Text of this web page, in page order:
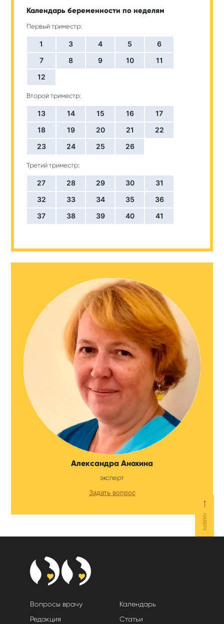
Календарь беременности по неделям
Первый триместр:
1 3 4 5
6
7
8 9 10
11
12
Второй триместр:
13 14 15 16
17
18
19 20 21
22
23
24 25 26
Третий триместр:
27 28 29 30
31
32
33 34 35
36
37
38 39 40 41
Александра Анохина
эксперт
Задать вопрос
⟵
НАВЕРХ
Вопросы врачу
Редакция
Календарь
Статьи